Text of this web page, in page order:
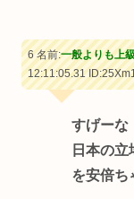
6 名前:一般よりも上
12:11:05.31
すげーな
日本の
を安倍ち